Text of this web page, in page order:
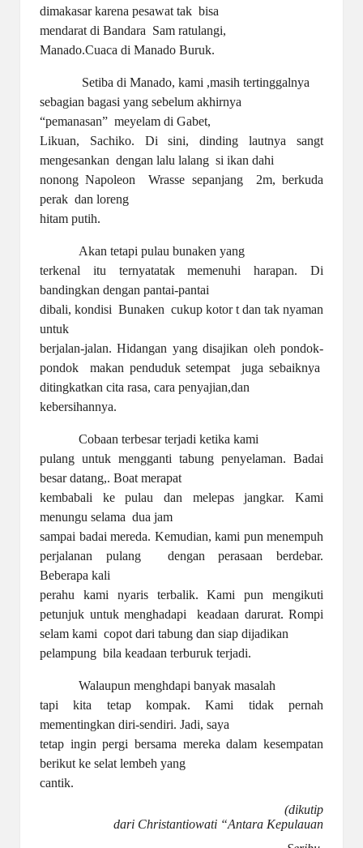
dimakasar karena pesawat tak bisa
mendarat di Bandara Sam ratulangi,
Manado.Cuaca di Manado Buruk.
Setiba di Manado, kami ,masih tertinggalnya
sebagian bagasi yang sebelum akhirnya
“pemanasan” meyelam di Gabet,
Likuan, Sachiko. Di sini, dinding lautnya sangt
mengesankan dengan lalu lalang si ikan dahi
nonong Napoleon
Wrasse sepanjang
2m, berkuda
perak dan loreng
hitam putih.
Akan tetapi pulau bunaken yang
terkenal itu ternyatatak memenuhi harapan. Di
bandingkan dengan pantai-pantai
dibali, kondisi Bunaken cukup kotor t dan tak nyaman
untuk
berjalan-jalan. Hidangan yang disajikan oleh pondok-
pondok
makan penduduk setempat
juga sebaiknya
ditingkatkan cita rasa, cara penyajian,dan
kebersihannya.
Cobaan terbesar terjadi ketika kami
pulang untuk mengganti tabung penyelaman. Badai
besar datang,. Boat merapat
kembabali ke pulau dan melepas jangkar. Kami
menungu selama dua jam
sampai badai mereda. Kemudian, kami pun menempuh
perjalanan pulang
dengan perasaan berdebar.
Beberapa kali
perahu kami nyaris terbalik. Kami pun mengikuti
petunjuk untuk menghadapi
keadaan darurat. Rompi
selam kami copot dari tabung dan siap dijadikan
pelampung bila keadaan terburuk terjadi.
Walaupun menghdapi banyak masalah
tapi kita tetap kompak. Kami tidak pernah
mementingkan diri-sendiri. Jadi, saya
tetap ingin pergi bersama mereka dalam kesempatan
berikut ke selat lembeh yang
cantik.
(dikutip
dari Christantiowati “Antara Kepulauan